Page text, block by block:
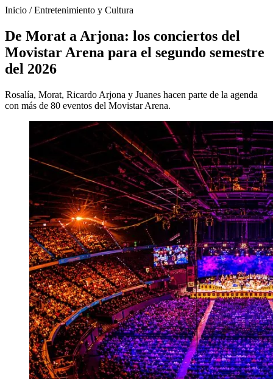
Inicio /Entretenimiento y Cultura
De Morat a Arjona: los conciertos del
Movistar Arena para el segundo semestre
del 2026
Rosalía, Morat, Ricardo Arjona y Juanes hacen parte de la agenda
con más de 80 eventos del Movistar Arena.